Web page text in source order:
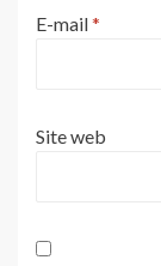
E-mail*
Site web